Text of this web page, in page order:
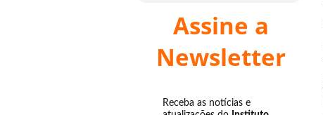
Assine a
Newsletter
Receba as notícias e